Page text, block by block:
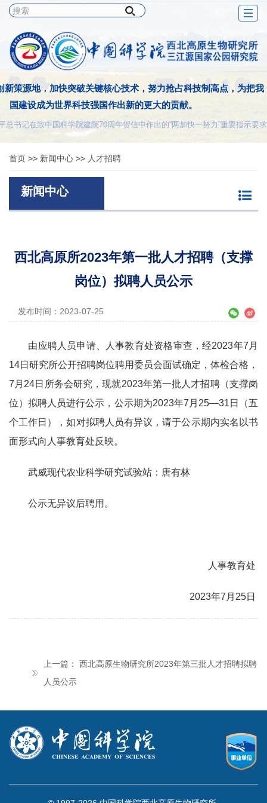
新策源地，加快突破关键核心技术，努力抢占科技制高点，为把我
国建设成为世界科技强国作出新的更大的贡献。
书记在致中国科学院建院70周年贺信中作出的“两加快一努力”重要指示要求
首页 >> 新闻中心 >> 人才招聘
新闻中心
西北高原所2023年第一批人才招聘（支撑
岗位）拟聘人员公示
发布时间：2023-07-25
由应聘人员申请、人事教育处资格审查，经2023年7 月
14日研究所公开招聘岗位聘用委员会面试确定，体检合格，
7 月 24日所务会研究，现就2023年第一批人才招聘（支撑岗
位）拟聘人员进行公示，公示期为2023年7 月 25—31 日（五
个工作日），如对拟聘人员有异议，请于公示期内实名以书
面形式向人事教育处反映。
武威现代农业科学研究试验站：唐有林
公示无异议后聘用。
人事教育处
2023年7 月 25日
上一篇： 西北高原生物研究所2023年第三批人才招聘拟聘
人员公示